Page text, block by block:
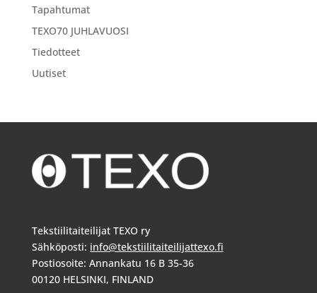
Tapahtumat
TEXO70 JUHLAVUOSI
Tiedotteet
Uutiset
Tekstiilitaiteilijat TEXO ry
Sähköposti: info@tekstiilitaiteilijattexo.fi
Postiosoite: Annankatu 16 B 35-36
00120 HELSINKI, FINLAND